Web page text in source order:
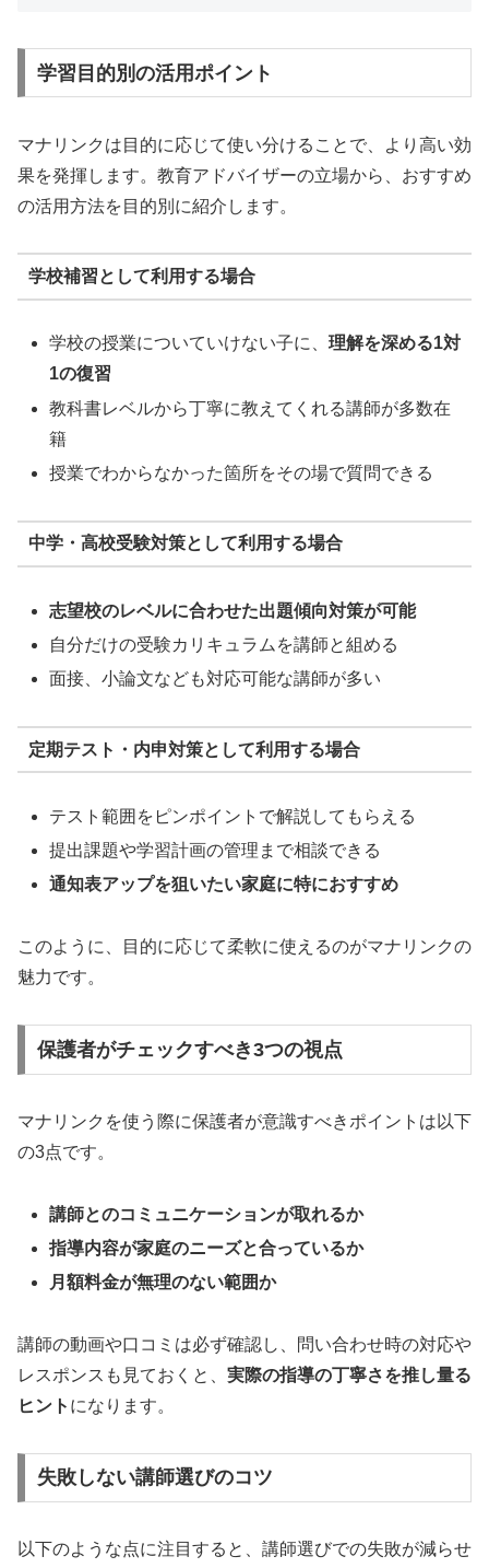
学習目的別の活用ポイント
マナリンクは目的に応じて使い分けることで、より高い効
果を発揮します。教育アドバイザーの立場から、おすすめ
の活用方法を目的別に紹介します。
学校補習として利用する場合
学校の授業についていけない子に、理解を深める1対
1の復習
教科書レベルから丁寧に教えてくれる講師が多数在
籍
授業でわからなかった箇所をその場で質問できる
中学・高校受験対策として利用する場合
志望校のレベルに合わせた出題傾向対策が可能
自分だけの受験カリキュラムを講師と組める
面接、小論文なども対応可能な講師が多い
定期テスト・内申対策として利用する場合
テスト範囲をピンポイントで解説してもらえる
提出課題や学習計画の管理まで相談できる
通知表アップを狙いたい家庭に特におすすめ
このように、目的に応じて柔軟に使えるのがマナリンクの
魅力です。
保護者がチェックすべき3つの視点
マナリンクを使う際に保護者が意識すべきポイントは以下
の3点です。
講師とのコミュニケーションが取れるか
指導内容が家庭のニーズと合っているか
月額料金が無理のない範囲か
講師の動画や口コミは必ず確認し、問い合わせ時の対応や
レスポンスも見ておくと、 実際の指導の丁寧さを推し量る
ヒント になります。
失敗しない講師選びのコツ
以下のような点に注目すると、講師選びでの失敗が減らせ